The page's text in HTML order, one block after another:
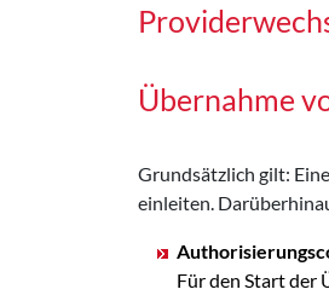
Übernahme
Grundsätzlich gilt:
einleiten.
Für den Start der